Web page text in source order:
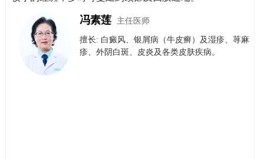
冯素莲 主任医师
擅长: 白癜风、银屑病（牛皮癣）​及​湿疹、荨麻
疹、外阴白斑、皮炎及各类皮肤疾病。